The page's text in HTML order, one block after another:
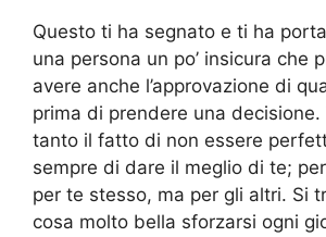
Questo ti ha segnato e ti ha
una persona un po’ insicura che
avere anche l’approvazione di
prima di prendere una decisione.
tanto il fatto di non essere
sempre di dare il meglio di te;
per te stesso, ma per gli altri. Si
cosa molto bella sforzarsi ogni